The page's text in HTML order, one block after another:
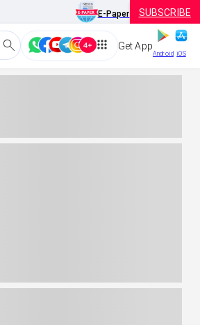
E-Paper SUBSCRIBE
Get App
Android iOS